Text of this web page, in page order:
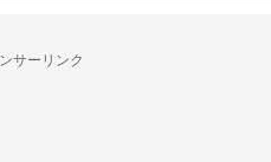
サーリンク